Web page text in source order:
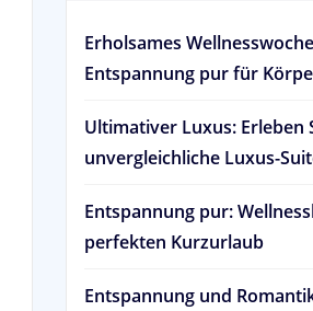
Erholsames
Entspannung pur für
Ultimativer Luxus: Erleben
unvergleichliche Luxus-
Entspannung pur:
perfekten Kurzurlaub
Entspannung und